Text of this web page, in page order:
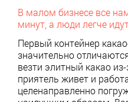
В малом бизнесе все
минут, а люди легче
Первый контейнер
значительно
везти элитный какао
приятель живет и
целенаправленно